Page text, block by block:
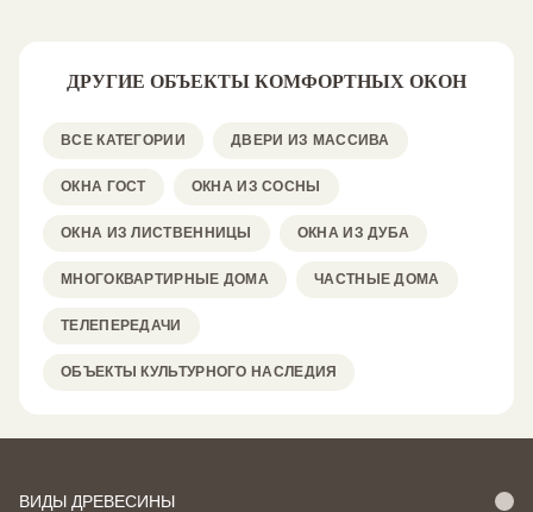
ДРУГИЕ ОБЪЕКТЫ КОМФОРТНЫХ ОКОН
ВСЕ КАТЕГОРИИ ДВЕРИ ИЗ МАССИВА
ОКНА ГОСТ ОКНА ИЗ СОСНЫ
ОКНА ИЗ ЛИСТВЕННИЦЫ ОКНА ИЗ ДУБА
МНОГОКВАРТИРНЫЕ ДОМА ЧАСТНЫЕ ДОМА
ТЕЛЕПЕРЕДАЧИ
ОБЪЕКТЫ КУЛЬТУРНОГО НАСЛЕДИЯ
ВИДЫ ДРЕВЕСИНЫ